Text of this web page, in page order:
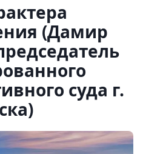
(Дамир
суда г.